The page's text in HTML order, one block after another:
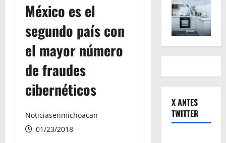
México es el
segundo país con
el mayor número
de fraudes
cibernéticos
Noticiasenmichoacan
01/23/2018
X ANTES
TWITTER